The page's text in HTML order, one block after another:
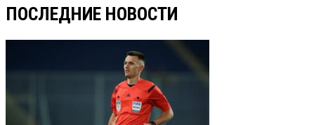
ПОСЛЕДНИЕ НОВОСТИ